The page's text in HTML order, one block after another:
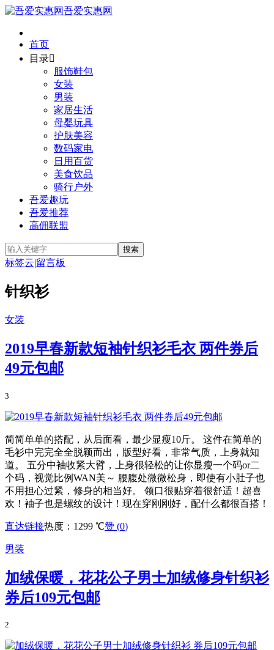
吾爱实惠网
首页
目录
服饰鞋包
女装
男装
家居生活
母婴玩具
护肤美容
数码家电
日用百货
美食饮品
骑行户外
吾爱趣玩
吾爱推荐
高佣联盟
标签云|留言板
针织衫
女装
2019早春新款短袖针织衫毛衣 两件券后
49元包邮
3
简简单单的搭配，从后面看，最少显瘦10斤。 这件在简单的
毛衫中完完全全脱颖而出，版型好看，非常气质，上身就知
道。 五分中袖收紧大臂，上身很轻松的让你显瘦一个码or二
个码，视觉比例WAN美～ 腰腹处微微松身，即使有小肚子也
不用担心过紧，修身的相当好。 领口很贴穿着很舒适！超喜
欢！袖子也是螺纹的设计！现在穿刚刚好，配什么都很百搭！
直达链接热度：1299 ℃赞 (0)
男装
加绒保暖，花花公子男士加绒修身针织衫
券后109元包邮
2